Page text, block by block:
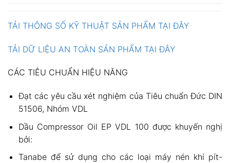
TẢI THÔNG SỐ KỸ THUẬT SẢN PHẨM TẠI ĐÂY
TẢI DỮ LIỆU AN TOÀN SẢN PHẨM TẠI ĐÂY
CÁC TIÊU CHUẨN HIỆU NĂNG
Đạt các yêu cầu xét nghiệm của Tiêu chuẩn Đức DIN
51506, Nhóm VDL
Dầu Compressor Oil EP VDL 100 được khuyến nghị
bởi:
Tanabe để sử dụng cho các loại máy nén khí pít-